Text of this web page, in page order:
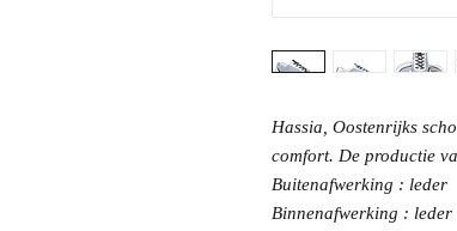
Hassia, Oostenrijks
comfort. De productie
Buitenafwerking : leder
Binnenafwerking : leder